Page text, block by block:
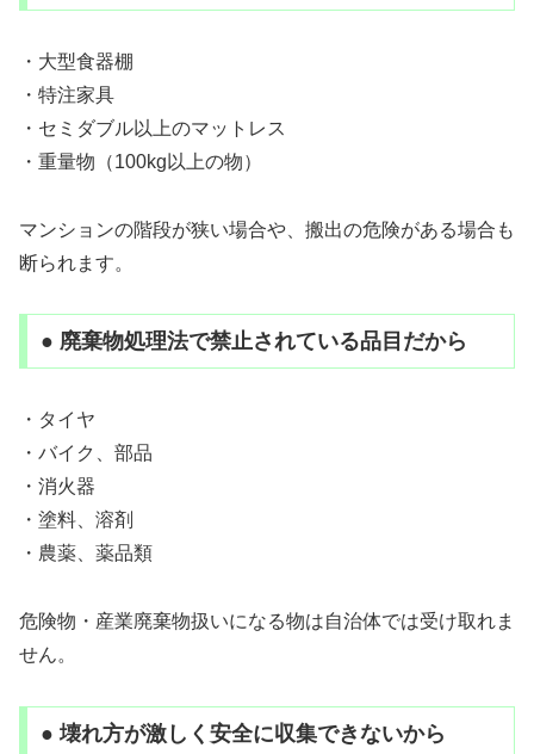
・大型食器棚
・特注家具
・セミダブル以上のマットレス
・重量物（100kg以上の物）
マンションの階段が狭い場合や、搬出の危険がある場合も
断られます。
● 廃棄物処理法で禁止されている品目だから
・タイヤ
・バイク、部品
・消火器
・塗料、溶剤
・農薬、薬品類
危険物・産業廃棄物扱いになる物は自治体では受け取れま
せん。
● 壊れ方が激しく安全に収集できないから